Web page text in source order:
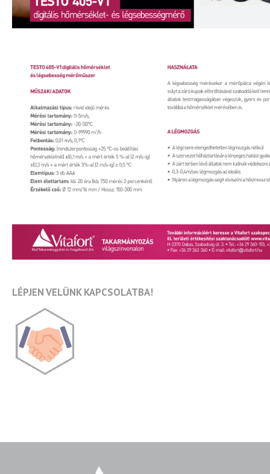
LÉPJEN VELÜNK KAPCSOLATBA!